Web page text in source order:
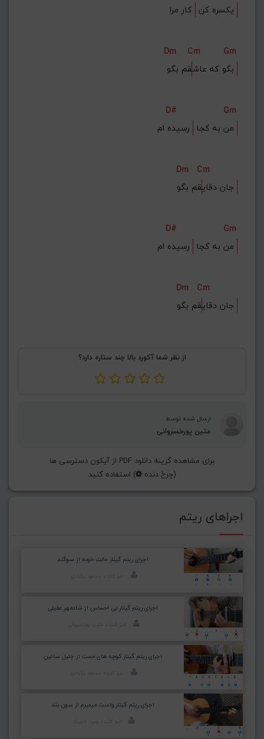
یکسره کن
Dm Cm
Gm
بگو که عاش
D#
Gm
من به کجا
Dm
Cm
جان دقای
D#
Gm
من به کجا
Dm
Cm
جان دقای
از نظر شما آکورد بالا چند ستاره دارد؟
ارسال شده توسط
متین پورخسروانی
برای مشاهده گزینه دانلود PDF از آیکون دسترسی ها
(چرخ دنده ) استفاده کنید
اجراهای ریتم
اجرای ریتم گیتار حالت خوبه از سوگند
اجرای ریتم گیتار بی احساس از شادمهر عقیلی
اجرای ریتم گیتار کوچه های مست از جلیل سائین
اجرای ریتم گیتار واست میمیرم از سون بند